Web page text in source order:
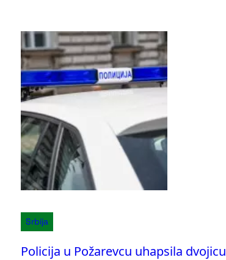
Srbija
Policija u Požarevcu uhapsila dvojicu